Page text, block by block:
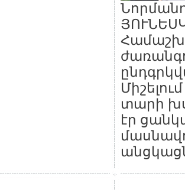
տարի
էր